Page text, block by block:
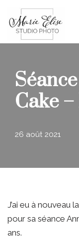
Aller
au
Cake
26 août 2021
J’ai eu à nouveau
pour sa séance
ans.